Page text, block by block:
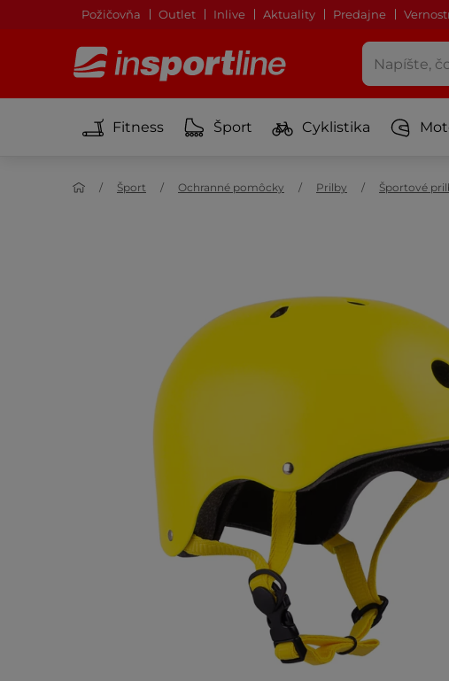
Požičovňa Outlet Inlive Aktuality Predajne
Fitness Šport Cyklistika
Šport Ochranné pomôcky Prilby Športové